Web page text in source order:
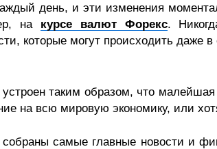
день, и эти изменения
на курсе валют Форекс.
которые могут происходить даже
устроен таким образом, что
на всю мировую экономику, или
самые главные новости и